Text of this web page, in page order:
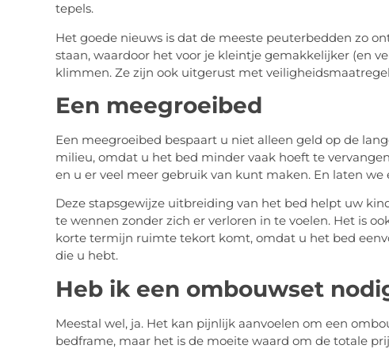
tepels.
Het goede nieuws is dat de meeste peuterbedden zo
staan, waardoor het voor je kleintje gemakkelijker (en
klimmen. Ze zijn ook uitgerust met
Een meegroeibed
Een meegroeibed bespaart u niet alleen geld op de
milieu, omdat u het bed minder vaak hoeft te
en u er veel meer gebruik van kunt maken. En laten we
Deze stapsgewijze uitbreiding van het bed helpt uw
te wennen zonder zich er verloren in te voelen. Het is
korte termijn ruimte tekort komt, omdat u het bed
die u hebt.
Heb ik een ombouwset
Meestal wel, ja. Het kan pijnlijk aanvoelen om een
bedframe, maar het is de moeite waard om de totale